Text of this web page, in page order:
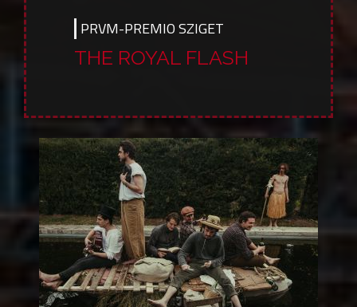
PRVM-PREMIO SZIGET
THE ROYAL FLASH